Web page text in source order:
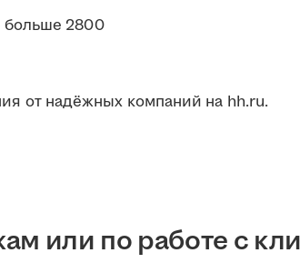
2800
от надёжных компаний на hh.ru.
или по работе с